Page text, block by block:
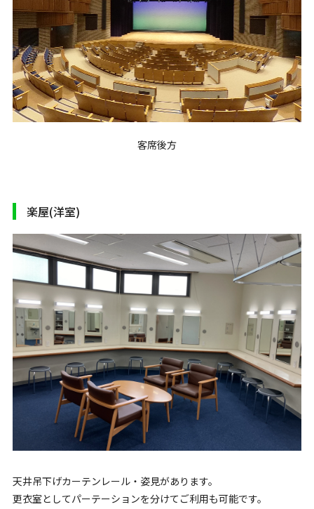
客席後方
楽屋(洋室)
天井吊下げカーテンレール・姿見があります。
更衣室としてパーテーションを分けてご利用も可能です。